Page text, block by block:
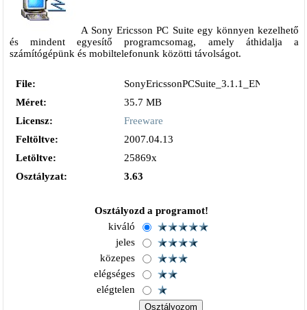
A Sony Ericsson PC Suite egy könnyen kezelhető
és mindent egyesítő programcsomag, amely áthidalja a
számítógépünk és mobiltelefonunk közötti távolságot.
File:
SonyEricssonPCSuite_3.1.1_EN.exe
Méret:
35.7 MB
Licensz:
Freeware
Feltöltve:
2007.04.13
Letöltve:
25869x
Osztályzat:
3.63
Osztályozd a programot!
kiváló
jeles
közepes
elégséges
elégtelen